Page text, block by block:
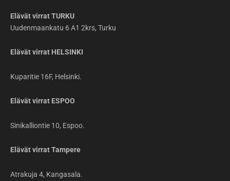
Elävät virrat TURKU
Uudenmaankatu 6 A1 2krs, Turku
Elävät virrat HELSINKI
Kuparitie 16F, Helsinki.
Elävät virrat ESPOO
Sinikalliontie 10, Espoo.
Elävät virrat Tampere
Atrakuja 4, Kangasala.